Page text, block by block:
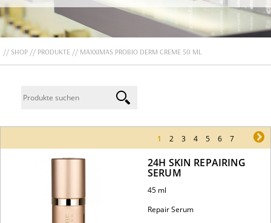
SHOP PRODUKTE MAXXIMAS PROBIO DERM CREME 50 ML
1 2 3 4 5 6 7
24H SKIN REPAIRING
SERUM
45 ml
Repair Serum